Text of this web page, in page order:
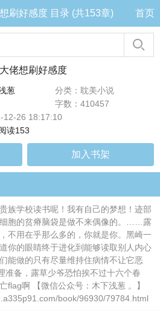
刷好感度 目录 (共153章) 首页
佬想刷好感度
葱
分类：耽美小说
字数：410457
12-26 18:17:10
读153
加入书架
族学校读书呢！我有自己的梦想！迹部
胞的贫瘠脑袋是做不来偶像的。……露
不用在乎那么多的，你就是你。黑崎一
你的眼睛终于进化到能够读取别人内心
做的只有尽量维持住病情不让它恶
备，露草少爷恐怕挨不过十六个春
啊 【微信公众号：木下浅葱 。】
book/96930/79784.html